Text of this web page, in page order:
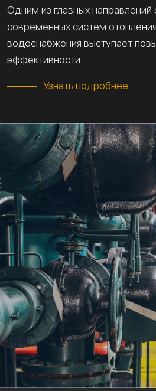
Одним из главных
современных систем
водоснабжения выступает
эффективности.
Узнать подробнее